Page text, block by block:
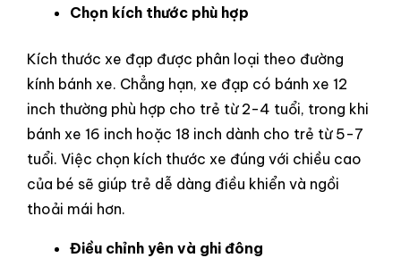
Chọn kích thước phù hợp
Kích thước xe đạp được phân loại theo đường
kính bánh xe. Chẳng hạn, xe đạp có bánh xe 12
inch thường phù hợp cho trẻ từ 2-4 tuổi, trong khi
bánh xe 16 inch hoặc 18 inch dành cho trẻ từ 5-7
tuổi. Việc chọn kích thước xe đúng với chiều cao
của bé sẽ giúp trẻ dễ dàng điều khiển và ngồi
thoải mái hơn.
Điều chỉnh yên và ghi đông